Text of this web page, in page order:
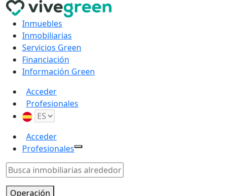
Inmuebles
Inmobiliarias
Servicios Green
Financiación
Información Green
Acceder
Profesionales
Acceder
Profesionales
Operación